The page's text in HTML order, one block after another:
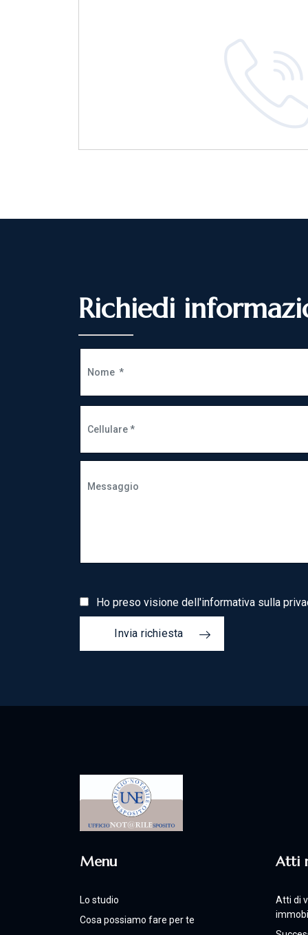
Richiedi informazi
Ho preso visione dell'informativa sulla
Invia richiesta
Menu
Lo studio
Cosa possiamo fare per te
Atti
Atti di